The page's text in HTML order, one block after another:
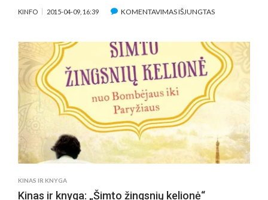
KINFO 2015-04-09, 16:39 KOMENTAVIMAS IŠJUNGTASĮRAŠE
KNYGA:
PENKTASIS
AVENIU:
PENKTĄ
VALANDĄ
AUDREY
HEPBURN,
„PUSRYČIAI
PAS
KINAS IR KNYGA
Kinas ir knyga: „Šimto žingsnių kelionė“